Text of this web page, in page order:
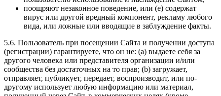
поощряют незаконное поведение, или (e) содержат
вирус или другой вредный компонент, рекламу любого
вида, или ложные или вводящие в заблуждение факты.
5.6. Пользователь при посещении Сайта и получении доступа
(регистрации) гарантируете, что он не: (a) выдаете себя за
другого человека или представителя организации и/или
сообщества без достаточных на то прав; (b) загружает,
отправляет, публикует, передает, воспроизводит, или по-
другому использует любую информацию или материал,